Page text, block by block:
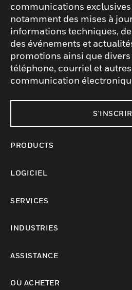
communications
notamment des mises à
informations techniques,
des événements et
promotions ainsi que
téléphone, courriel et
communication
PRODUCTS
LOGICIEL
SERVICES
INDUSTRIES
ASSISTANCE
OÙ ACHETER